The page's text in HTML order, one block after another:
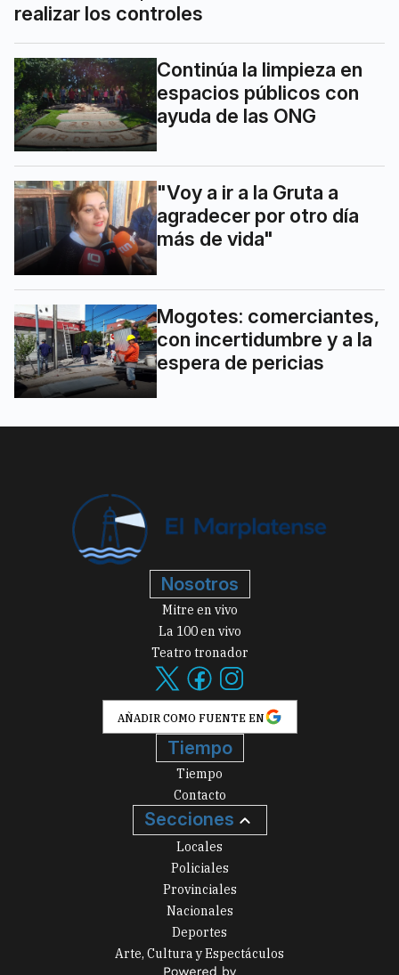
realizar los controles
Continúa la limpieza en
espacios públicos con
ayuda de las ONG
"Voy a ir a la Gruta a
agradecer por otro día
más de vida"
Mogotes: comerciantes,
con incertidumbre y a la
espera de pericias
Nosotros
Mitre en vivo
La 100 en vivo
Teatro tronador
AÑADIR COMO FUENTE EN
Tiempo
Tiempo
Contacto
Secciones
Locales
Policiales
Provinciales
Nacionales
Deportes
Arte, Cultura y Espectáculos